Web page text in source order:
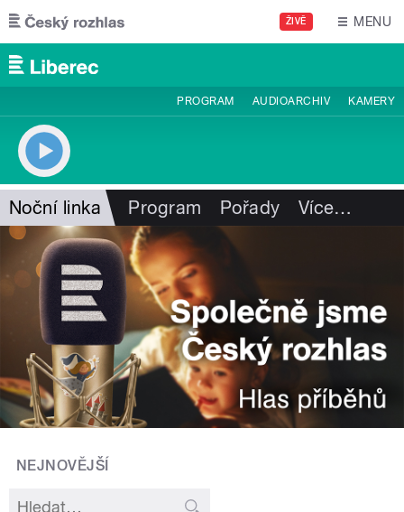
Přejít k hlavnímu obsahu
ŽIVĚ MENU
PROGRAM AUDIOARCHIV KAMERY
Noční linka Program Pořady Více…
NEJNOVĚJŠÍ